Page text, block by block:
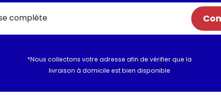
verts très
Petits pois
sachet 600g
*Nous collectons votre adresse afin de vérifier que la
livraison à domicile est bien disponible